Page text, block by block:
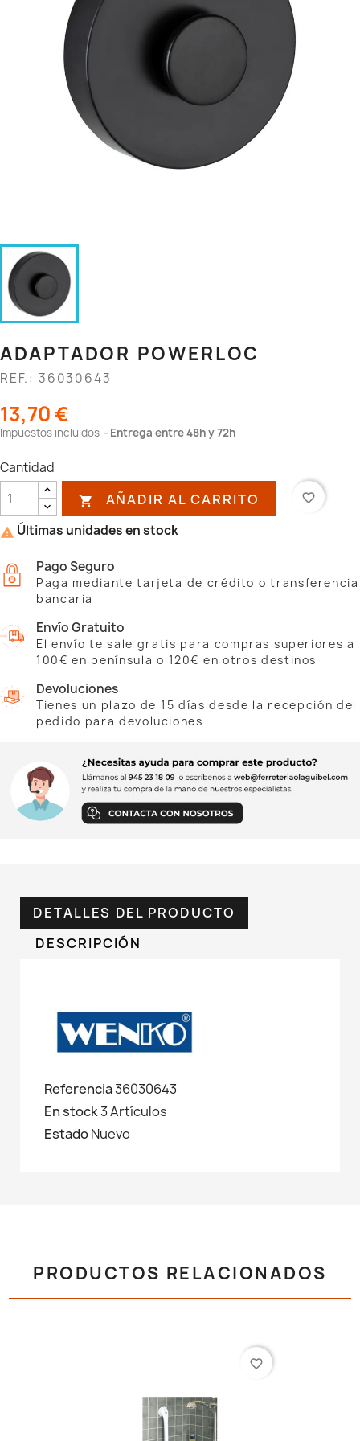
ADAPTADOR POWERLOC
REF.: 36030643
13,70 €
Impuestos incluidos Entrega entre 48h y 72h
Cantidad
 AÑADIR AL CARRITO favorite_border
 Últimas unidades en stock
Pago Seguro
Paga mediante tarjeta de crédito o transferencia
bancaria
Envío Gratuito
El envío te sale gratis para compras superiores a
100€ en península o 120€ en otros destinos
Devoluciones
Tienes un plazo de 15 días desde la recepción del
pedido para devoluciones
DETALLES DEL PRODUCTO
DESCRIPCIÓN
Referencia36030643
En stock3 Artículos
EstadoNuevo
PRODUCTOS RELACIONADOS
favorite_border